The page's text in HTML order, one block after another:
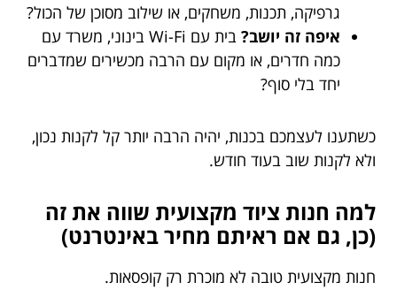
גרפיקה, תכנות, משחקים, או שילוב מסוכן של הכול?
איפה זה יושב?
בית עם Wi-Fi בינוני, משרד עם
כמה חדרים, או מקום עם הרבה מכשירים שמדברים
יחד בלי סוף?
כשתענו לעצמכם בכנות, יהיה הרבה יותר קל לקנות נכון,
ולא לקנות שוב בעוד חודש.
למה חנות ציוד מקצועית שווה את זה
(כן, גם אם ראיתם מחיר באינטרנט)
חנות מקצועית טובה לא מוכרת רק קופסאות.